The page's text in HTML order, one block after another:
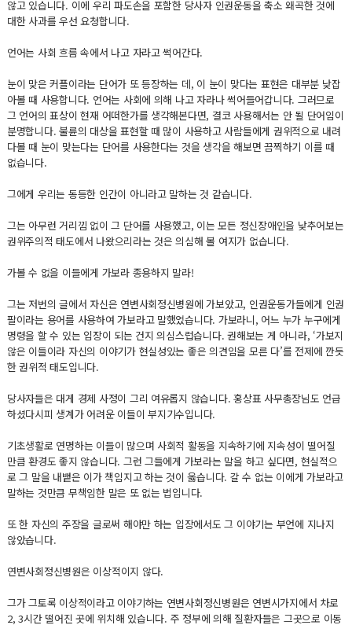
않고 있습니다. 이에 우리 파도손을 포함한 당사자 인권운동을 축소 왜곡한 것에
대한 사과를 우선 요청합니다.
언어는 사회 흐름 속에서 나고 자라고 썩어간다.
눈이 맞은 커플이라는 단어가 또 등장하는 데, 이 눈이 맞다는 표현은 대부분 낮잡
아볼 때 사용합니다. 언어는 사회에 의해 나고 자라나 썩어들어갑니다. 그러므로
그 언어의 표상이 현재 어떠한가를 생각해본다면, 결코 사용해서는 안 될 단어임이
분명합니다. 불륜의 대상을 표현할 때 많이 사용하고 사람들에게 권위적으로 내려
다볼 때 눈이 맞는다는 단어를 사용한다는 것을 생각을 해보면 끔찍하기 이를 때
없습니다.
그에게 우리는 동등한 인간이 아니라고 말하는 것 같습니다.
그는 아무런 거리낌 없이 그 단어를 사용했고, 이는 모든 정신장애인을 낮추어보는
권위주의적 태도에서 나왔으리라는 것은 의심해 볼 여지가 없습니다.
가볼 수 없을 이들에게 가보라 종용하지 말라!
그는 저번의 글에서 자신은 연변사회정신병원에 가보았고, 인권운동가들에게 인권
팔이라는 용어를 사용하여 가보라고 말했었습니다. 가보라니, 어느 누가 누구에게
명령을 할 수 있는 입장이 되는 건지 의심스럽습니다. 권해보는 게 아니라, ‘가보지
않은 이들이라 자신의 이야기가 현실성있는 좋은 의견임을 모른 다’를 전제에 깐듯
한 권위적 태도입니다.
당사자들은 대게 경제 사정이 그리 여유롭지 않습니다. 홍상표 사무총장님도 언급
하셨다시피 생계가 어려운 이들이 부지기수입니다.
기초생활로 연명하는 이들이 많으며 사회적 활동을 지속하기에 지속성이 떨어질
만큼 환경도 좋지 않습니다. 그런 그들에게 가보라는 말을 하고 싶다면, 현실적으
로 그 말을 내뱉은 이가 책임지고 하는 것이 옳습니다. 갈 수 없는 이에게 가보라고
말하는 것만큼 무책임한 말은 또 없는 법입니다.
또 한 자신의 주장을 글로써 해야만 하는 입장에서도 그 이야기는 부언에 지나지
않았습니다.
연변사회정신병원은 이상적이지 않다.
그가 그토록 이상적이라고 이야기하는 연변사회정신병원은 연변시가지에서 차로
2, 3시간 떨어진 곳에 위치해 있습니다. 주 정부에 의해 질환자들은 그곳으로 이동